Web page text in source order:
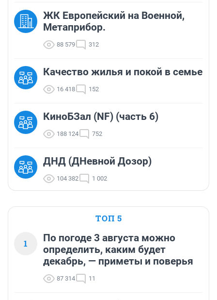
ЖК Европейский на Военной,
Метаприбор.
88 579 312
Качество жилья и покой в семье
16 418 152
КиноБЗал (NF) (часть 6)
188 124 752
ДНД (ДНевной Дозор)
104 382 1 002
ТОП 5
1
По погоде 3 августа можно
определить, каким будет
декабрь, — приметы и поверья
87 314 11